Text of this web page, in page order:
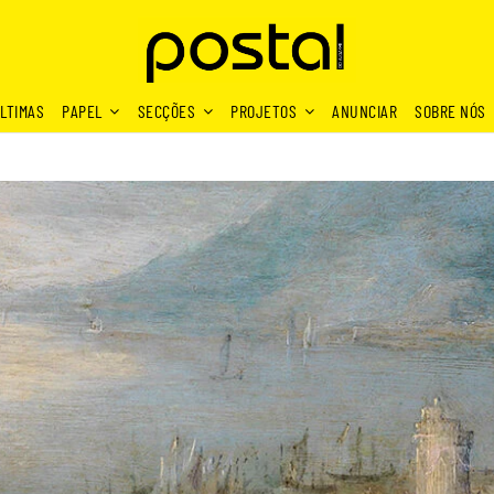
PAPEL SECÇÕES PROJETOS ANUNCIAR SOBRE NÓS